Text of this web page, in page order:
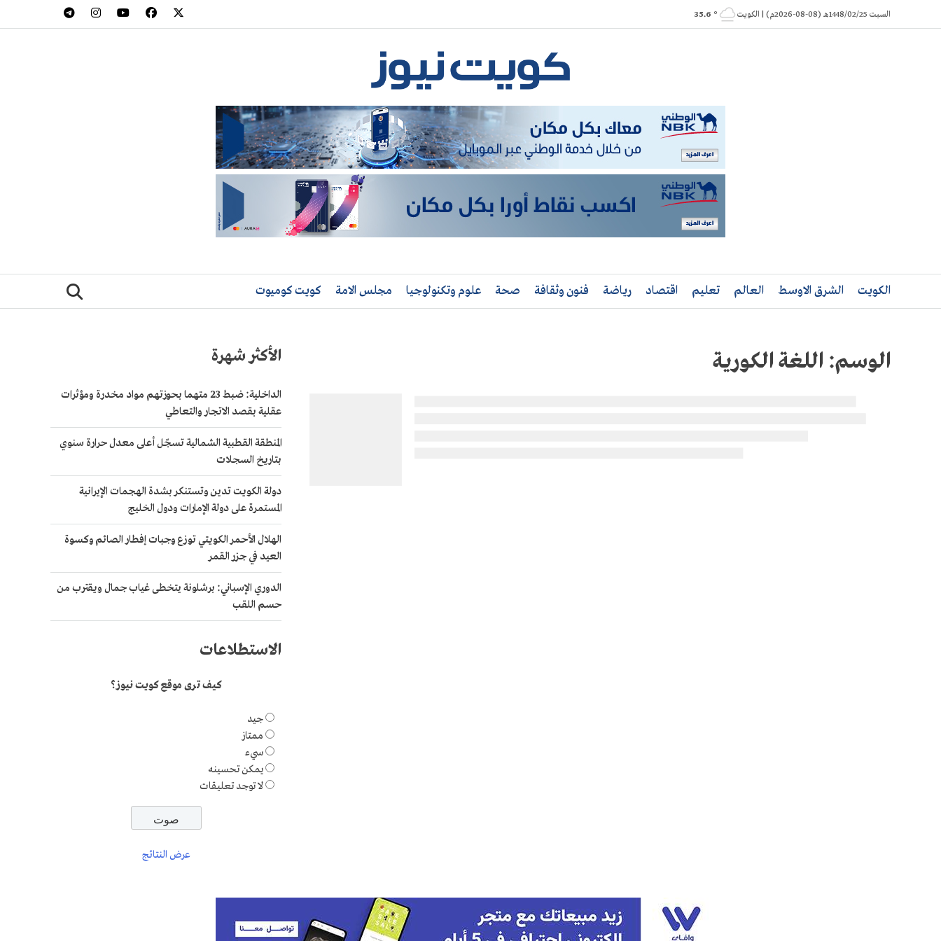
to
السبت 1448/02/25هـ (08-08-2026م) | الكويت ° 35.6
الكويت الشرق الاوسط العالم تعليم اقتصاد رياضة فنون وثقافة صحة علوم وتكنولوجيا مجلس الامة كويت كوميوت
الوسم: اللغة الكورية الأكثر شهرة
الداخلية: ضبط 23 متهما بحوزتهم مواد مخدرة ومؤثرات
عقلية بقصد الاتجار والتعاطي
المنطقة القطبية الشمالية تسجّل أعلى معدل حرارة سنوي
بتاريخ السجلات
دولة الكويت تدين وتستنكر بشدة الهجمات الإيرانية
المستمرة على دولة الإمارات ودول الخليج
الهلال الأحمر الكويتي توزع وجبات إفطار الصائم وكسوة
العيد في جزر القمر
الدوري الإسباني: برشلونة يتخطى غياب جمال ويقترب من
حسم اللقب
الاستطلاعات
كيف ترى موقع كويت نيوز؟
جيد
ممتاز
سيء
يمكن تحسينه
لا توجد تعليقات
عرض النتائج